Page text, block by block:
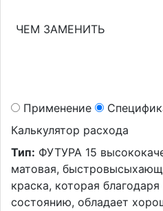
ЧЕМ ЗАМЕНИТЬ
Применение
Калькулятор расхода
Тип: ФУТУРА 15
матовая,
краска, которая
состоянию, обладает